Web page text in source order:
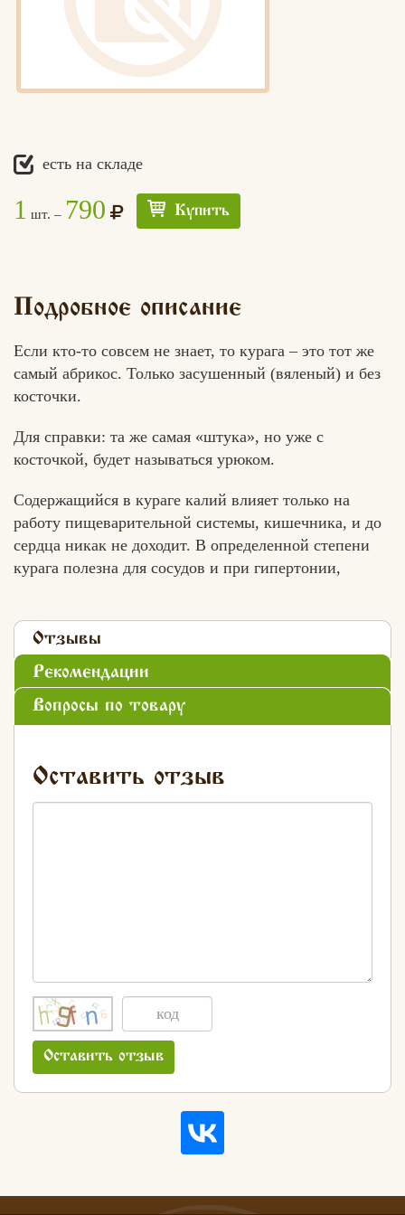
Едлин
Вконтакте
Max
есть на складе
1 шт. – 790 Купить
Подробное описание
Если кто-то совсем не знает, то курага – это тот же
самый абрикос. Только засушенный (вяленый) и без
косточки.
Для справки: та же самая «штука», но уже с
косточкой, будет называться урюком.
Содержащийся в кураге калий влияет только на
работу пищеварительной системы, кишечника, и до
сердца никак не доходит. В определенной степени
курага полезна для сосудов и при гипертонии,
Отзывы
Рекомендации
Вопросы по товару
Оставить отзыв
Оставить отзыв